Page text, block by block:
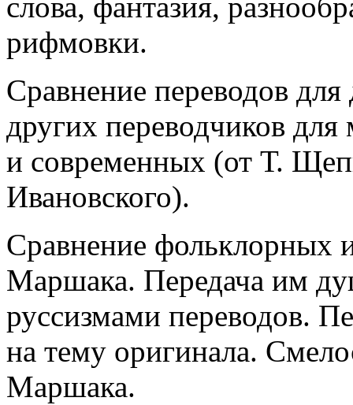
слова, фантазия,
рифмовки.
Сравнение переводов
других переводчиков
и современных (от Т.
Ивановского).
Сравнение фольклорных
Маршака. Передача им
руссизмами переводов.
на тему оригинала.
Маршака.